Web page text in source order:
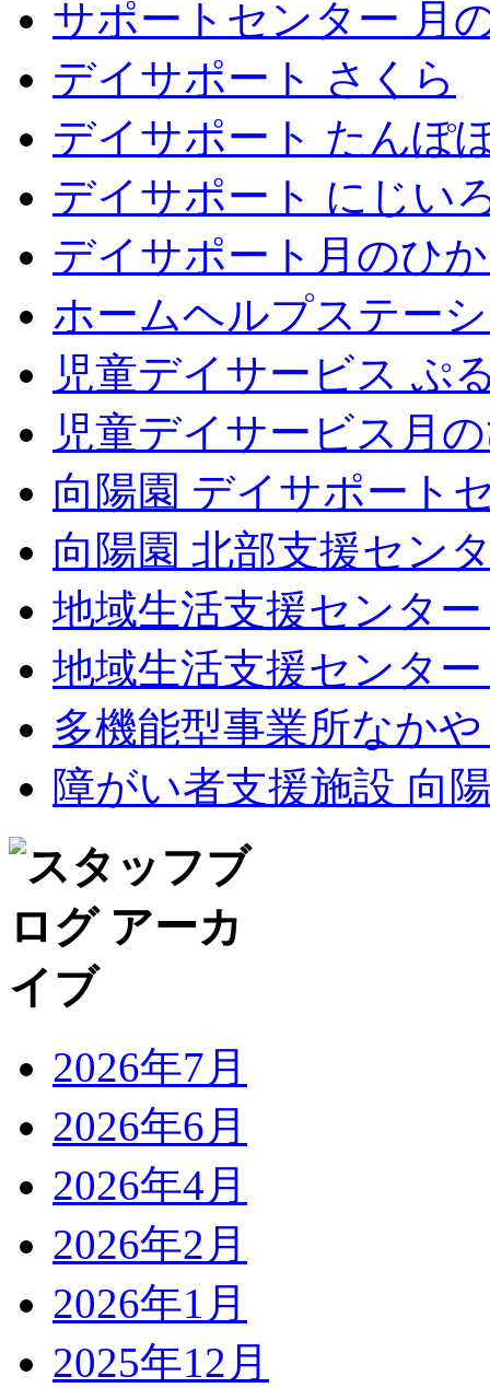
サポートセンター 月
デイサポート さくら
デイサポート たんぽ
デイサポート にじい
デイサポート月のひ
ホームヘルプステー
児童デイサービス ぷ
児童デイサービス月
向陽園 デイサポート
向陽園 北部支援セン
地域生活支援センタ
地域生活支援センタ
多機能型事業所なか
障がい者支援施設 向
2026年7月
2026年6月
2026年4月
2026年2月
2026年1月
2025年12月